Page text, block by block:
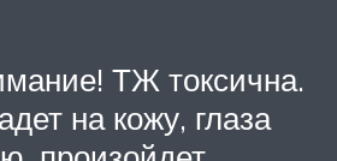
ТЖ токсична.
на кожу, глаза